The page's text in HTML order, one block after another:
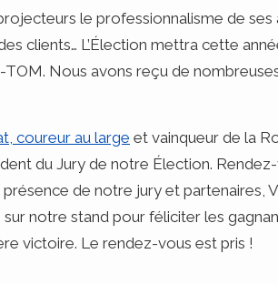
le professionnalisme de ses
clients… L’Élection mettra cette
Nous avons reçu de
coureur au large et vainqueur de la
du Jury de notre Élection.
de notre jury et partenaires,
notre stand pour féliciter les
victoire. Le rendez-vous est pris !